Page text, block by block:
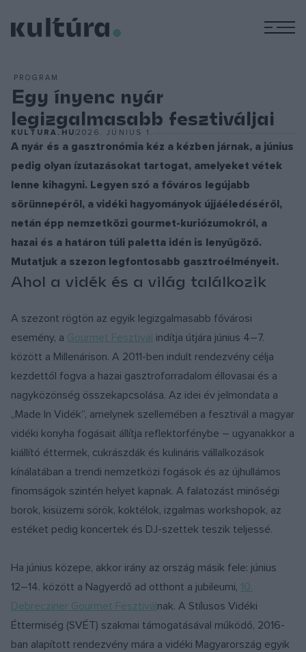
PROGRAM
Egy ínyenc nyár
legizgalmasabb fesztiváljai
KULTURA.HU 2026. JÚNIUS 1.
A nyár és a gasztronómia kéz a kézben járnak, a június
pedig olyan ízutazásokat tartogat, amelyeket vétek
lenne kihagyni. Legyen szó a főváros legújabb
sörünnepéről, a vidéki hagyományok újjáéledéséről,
netán épp nemzetközi gourmet-kuriózumokról, a
hazai és a határon túli paletta idén is lenyűgöző.
Mutatjuk a szezon legfontosabb gasztroélményeit.
Ahol a vidék és a világ találkozik
A szezont rögtön az egyik legizgalmasabb fővárosi
esemény, a Gourmet Fesztivál indítja útjára június 4–7.
között a Millenárison. A 2011-ben indult rendezvény célja
kezdettől fogva a hazai gasztroforradalom éllovasai és a
nagyközönség összekapcsolása. Az idei év jelmondata a
„Made In Vidék”, amelynek szellemében a fesztivál a magyar
vidéki konyha fogásait állítja reflektorfénybe – ugyanakkor a
kiállító éttermek, cukrászdák és kulináris vállalkozások
kínálatában a trendi nemzetközi fogások és az újhullámos
finomságok szintén helyet kapnak. A falatozást minőségi
borok, kisüzemi sörök, koktélok, izgalmas workshopok, az
estéket pedig koncertek és DJ-szettek teszik teljessé.
Ha június közepe, akkor irány az ország másik fele: június
12–14. között a Nagyerdő ad otthont a jubileumi, 10.
Debrecziner Gourmet Fesztiválnak. A Stílusos Vidéki
Éttermiség (SVÉT) szakmai támogatásával működő, 2016-
ban alapított rendezvény mára a vidéki Magyarország egyik